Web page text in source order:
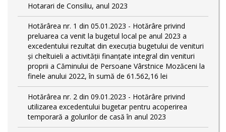
Hotarari de Consiliu, anul 2023
Hotărârea nr. 1 din 05.01.2023 - Hotărâre privind
preluarea ca venit la bugetul local pe anul 2023 a
excedentului rezultat din execuția bugetului de venituri
și cheltuieli a activității finanțate integral din venituri
proprii a Căminului de Persoane Vârstnice Mozăceni la
finele anului 2022, în sumă de 61.562,16 lei
Hotărârea nr. 2 din 09.01.2023 - Hotărâre privind
utilizarea excedentului bugetar pentru acoperirea
temporară a golurilor de casă în anul 2023